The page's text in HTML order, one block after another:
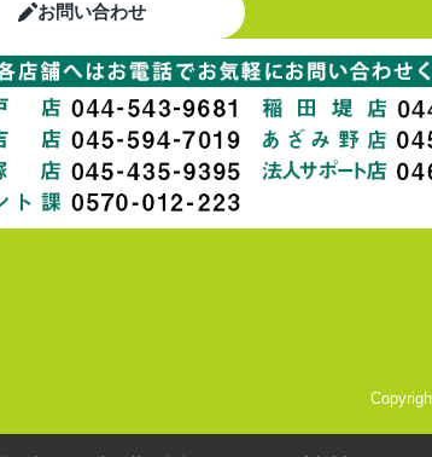
お問い合わせ